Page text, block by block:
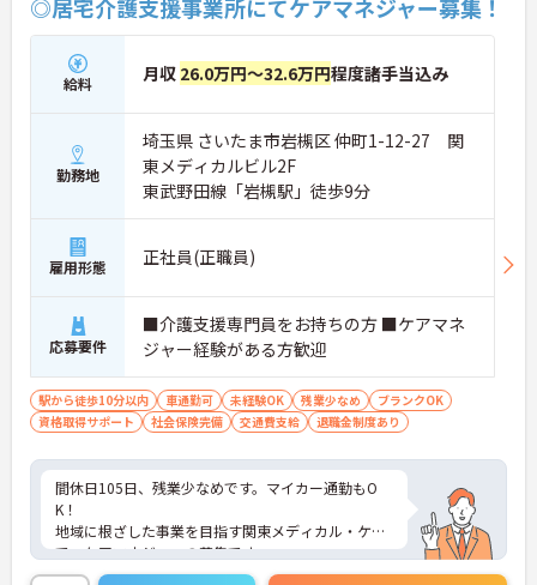
◎居宅介護支援事業所にてケアマネジャー募集！
給料 月収 26.0万円～32.6万円程度諸手当込み
勤務地
埼玉県 さいたま市岩槻区 仲町1-12-27 関
東メディカルビル2F
東武野田線「岩槻駅」徒歩9分
雇用形態 正社員(正職員)
応募要件
■介護支援専門員をお持ちの方 ■ケアマネ
ジャー経験がある方歓迎
駅から徒歩10分以内 車通勤可 未経験OK 残業少なめ
ブランクOK
資格取得サポート
社会保険完備 交通費支給 退職金制度あり
間休日105日、残業少なめです。マイカー通勤もO
K！
地域に根ざした事業を目指す関東メディカル・ケア
で、ケアマネジャーの募集です。
是非お気軽にご応募お待ちしております。